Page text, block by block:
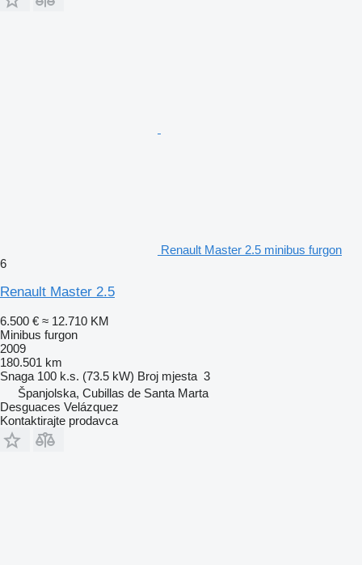
Renault Master 2.5 minibus furgon
6
Renault Master 2.5
6.500 € ≈ 12.710 KM
Minibus furgon
2009
180.501 km
Snaga 100 k.s. (73.5 kW) Broj mjesta 3
Španjolska, Cubillas de Santa Marta
Desguaces Velázquez
Kontaktirajte prodavca